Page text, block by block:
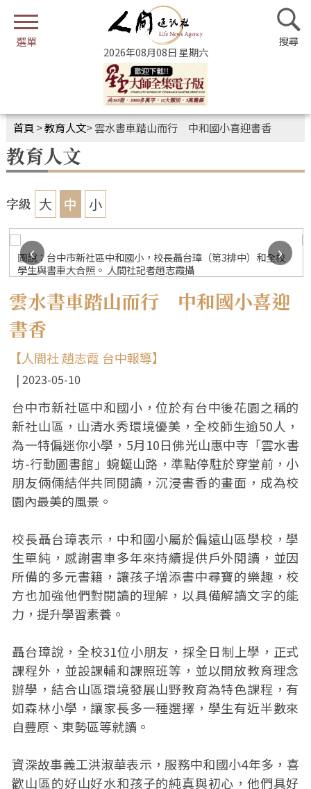
2026年08月08日 星期六
首頁 >教育人文>雲水書車踏山而行 中和國小喜迎書香
教育人文
字級 大 中 小
圖說：台中市新社區中和國小，校長聶台璋（第3排中）和全校
學生與書車大合照。 人間社記者趙志霞攝
‹
›
雲水書車踏山而行 中和國小喜迎
書香
【人間社 趙志霞 台中報導】
2023-05-10
台中市新社區中和國小，位於有台中後花園之稱的
新社山區，山清水秀環境優美，全校師生逾50人，
為一特偏迷你小學，5月10日佛光山惠中寺「雲水書
坊-行動圖書館」蜿蜒山路，準點停駐於穿堂前，小
朋友倆倆結伴共同閱讀，沉浸書香的畫面，成為校
園內最美的風景。
校長聶台璋表示，中和國小屬於偏遠山區學校，學
生單純，感謝書車多年來持續提供戶外閱讀，並因
所備的多元書籍，讓孩子增添書中尋寶的樂趣，校
方也加強他們對閱讀的理解，以具備解讀文字的能
力，提升學習素養。
聶台璋說，全校31位小朋友，採全日制上學，正式
課程外，並設課輔和課照班等，並以開放教育理念
辦學，結合山區環境發展山野教育為特色課程，有
如森林小學，讓家長多一種選擇，學生有近半數來
自豐原、東勢區等就讀。
資深故事義工洪淑華表示，服務中和國小4年多，喜
歡山區的好山好水和孩子的純真與初心，他們具好